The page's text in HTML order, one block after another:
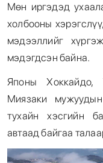
Мөн иргэдэд
холбооны
мэдээллийг
мэдэгдсэн байна.
Японы Хоккайдо,
Миязаки
тухайн хэсгийн
автаад байгаа